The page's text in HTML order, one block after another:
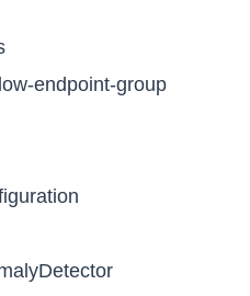
endpoint-group